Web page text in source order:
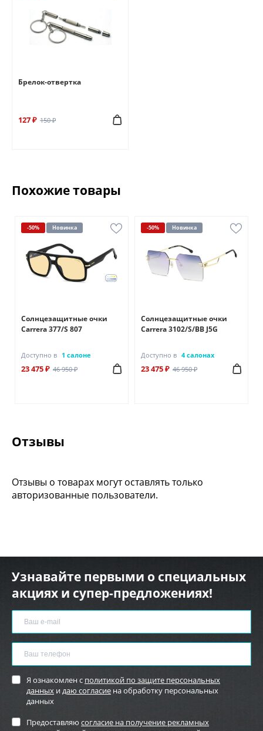
Брелок-отвертка
127 ₽ 150 ₽
Похожие товары
-50% Новинка
Солнцезащитные очки
Carrera 377/S 807
Доступно в 1 салоне
23 475 ₽ 46 950 ₽
-50% Новинка
Солнцезащитные очки
Carrera 3102/S/BB J5G
Доступно в 4 салонах
23 475 ₽ 46 950 ₽
Отзывы
Отзывы о товарах могут оставлять только
авторизованные пользователи.
Узнавайте первыми о специальных
акциях и супер-предложениях!
Я ознакомлен с политикой по защите персональных
данных идаю согласие на обработку персональных
данных
Предоставляю согласие на получение рекламных